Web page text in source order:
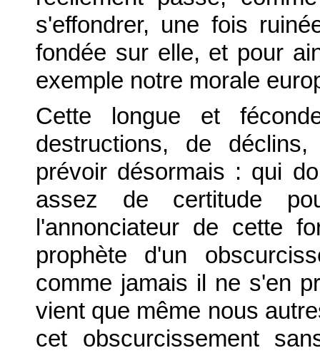
s'effondrer, une fois
fondée sur elle, et pour
exemple notre morale
Cette longue et
destructions, de
prévoir désormais : qui
assez de certitude
l'annonciateur de cette
prophète d'un
comme jamais il ne s'en
vient que même nous
cet obscurcissement